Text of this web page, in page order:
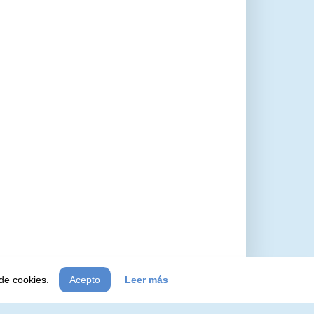
cookies. Acepto Leer más